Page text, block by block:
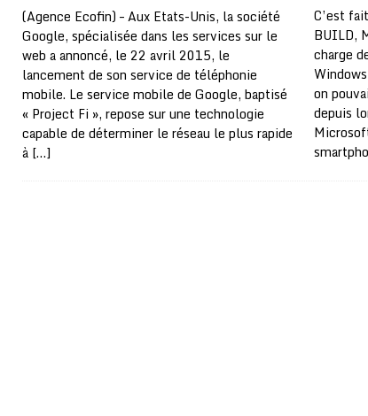
(Agence Ecofin) – Aux Etats-Unis, la société
Google, spécialisée dans les services sur le
web a annoncé, le 22 avril 2015, le
lancement de son service de téléphonie
mobile. Le service mobile de Google, baptisé
« Project Fi », repose sur une technologie
capable de déterminer le réseau le plus rapide
à […]
C’est
BUILD,
charge
on
depuis